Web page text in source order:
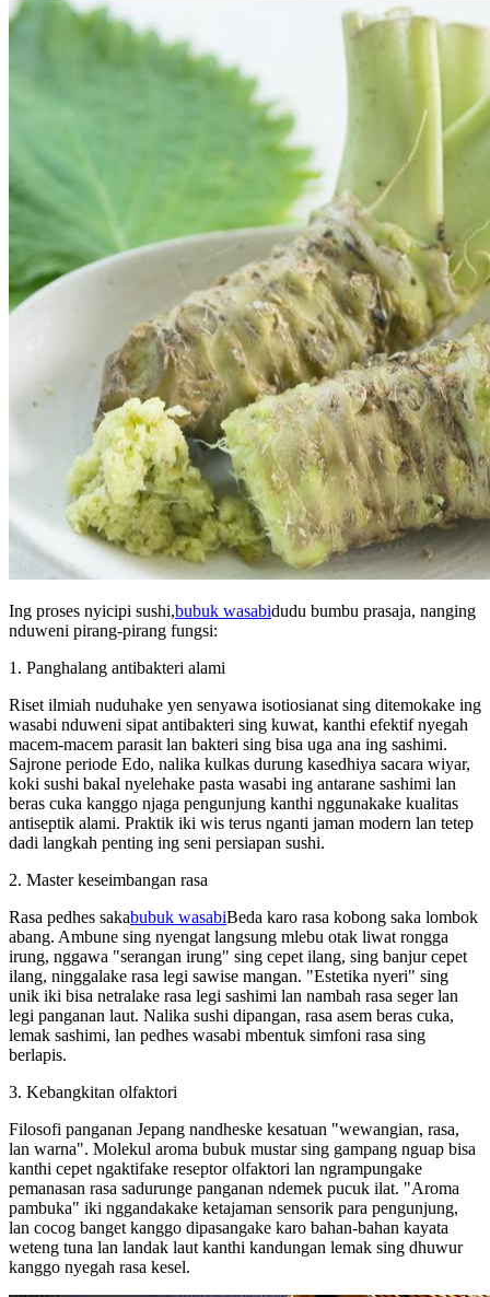
Ing proses nyicipi sushi,bubuk wasabidudu bumbu prasaja, nanging
nduweni pirang-pirang fungsi:
1. Panghalang antibakteri alami
Riset ilmiah nuduhake yen senyawa isotiosianat sing ditemokake ing
wasabi nduweni sipat antibakteri sing kuwat, kanthi efektif nyegah
macem-macem parasit lan bakteri sing bisa uga ana ing sashimi.
Sajrone periode Edo, nalika kulkas durung kasedhiya sacara wiyar,
koki sushi bakal nyelehake pasta wasabi ing antarane sashimi lan
beras cuka kanggo njaga pengunjung kanthi nggunakake kualitas
antiseptik alami. Praktik iki wis terus nganti jaman modern lan tetep
dadi langkah penting ing seni persiapan sushi.
2. Master keseimbangan rasa
Rasa pedhes sakabubuk wasabiBeda karo rasa kobong saka lombok
abang. Ambune sing nyengat langsung mlebu otak liwat rongga
irung, nggawa "serangan irung" sing cepet ilang, sing banjur cepet
ilang, ninggalake rasa legi sawise mangan. "Estetika nyeri" sing
unik iki bisa netralake rasa legi sashimi lan nambah rasa seger lan
legi panganan laut. Nalika sushi dipangan, rasa asem beras cuka,
lemak sashimi, lan pedhes wasabi mbentuk simfoni rasa sing
berlapis.
3. Kebangkitan olfaktori
Filosofi panganan Jepang nandheske kesatuan "wewangian, rasa,
lan warna". Molekul aroma bubuk mustar sing gampang nguap bisa
kanthi cepet ngaktifake reseptor olfaktori lan ngrampungake
pemanasan rasa sadurunge panganan ndemek pucuk ilat. "Aroma
pambuka" iki nggandakake ketajaman sensorik para pengunjung,
lan cocog banget kanggo dipasangake karo bahan-bahan kayata
weteng tuna lan landak laut kanthi kandungan lemak sing dhuwur
kanggo nyegah rasa kesel.